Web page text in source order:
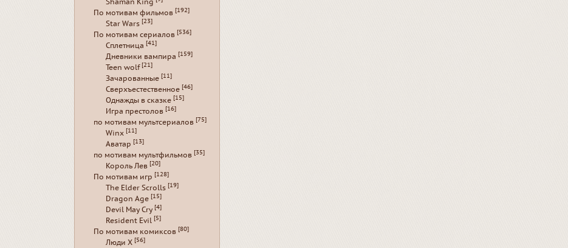
Shaman King
По мотивам фильмов [192]
Star Wars [23]
По мотивам сериалов [536]
Сплетница [41]
Дневники вампира [159]
Teen wolf [21]
Зачарованные [11]
Сверхъестественное [46]
Однажды в сказке [15]
Игра престолов [16]
по мотивам мультсериалов [75]
Winx [11]
Аватар [13]
по мотивам мультфильмов [35]
Король Лев [20]
По мотивам игр [128]
The Elder Scrolls [19]
Dragon Age [15]
Devil May Cry [4]
Resident Evil [5]
По мотивам комиксов [80]
Люди Х [56]